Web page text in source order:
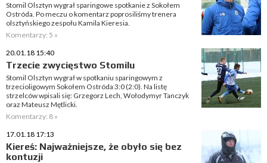
Stomil Olsztyn wygrał sparingowe spotkanie z Sokołem
Ostróda. Po meczu o komentarz poprosiliśmy trenera
olsztyńskiego zespołu Kamila Kieresia.
Komentarzy: 5 »
20.01.18 15:40
Trzecie zwycięstwo Stomilu
Stomil Olsztyn wygrał w spotkaniu sparingowym z
trzecioligowym Sokołem Ostróda 3:0 (2:0). Na listę
strzelców wpisali się: Grzegorz Lech, Wołodymyr Tanczyk
oraz Mateusz Mętlicki.
Komentarzy: 8 »
17.01.18 17:13
Kiereś: Najważniejsze, że obyło się bez
kontuzji